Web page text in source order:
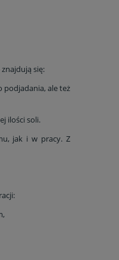
się:
podjadania, ale też
ilości soli.
jak i w pracy. Z